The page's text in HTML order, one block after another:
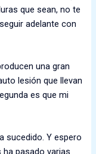
que sean, no te
adelante con
una gran
lesión que llevan
es que mi
sucedido. Y espero
ha pasado varias